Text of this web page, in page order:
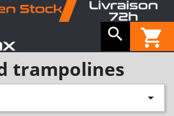
 shopping_cart
trampolines
